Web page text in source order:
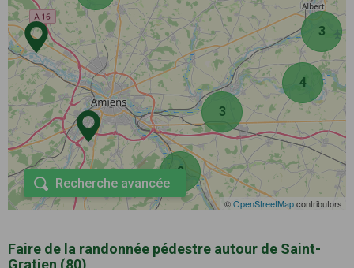
3
2
4
3
©OpenStreetMapcontributors
Recherche avancée
Faire de la randonnée pédestre autour de Saint-
Gratien (80)